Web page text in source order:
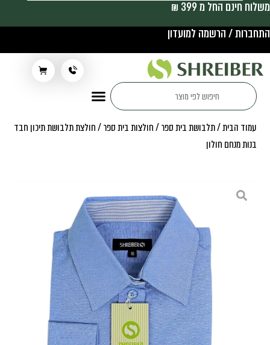
משלוח חינם החל מ 399 ₪
התחברות / הרשמה למועדון
עמוד הבית/תלבושת בית ספר/חולצות בית ספר/ חולצת תלבושת תיכון חבד
בנות מנחם חולון